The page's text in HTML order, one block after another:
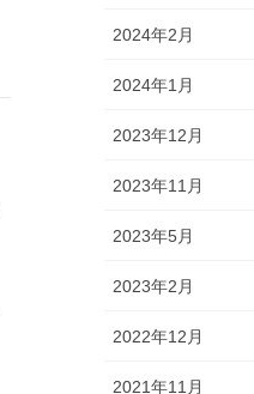
2024年2月
2024年1月
2023年12月
2023年11月
2023年5月
2023年2月
2022年12月
2021年11月